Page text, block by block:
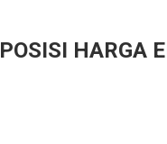
POSISI HARGA